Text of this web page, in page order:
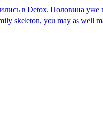
в Detox. Половина
skeleton, you may as well